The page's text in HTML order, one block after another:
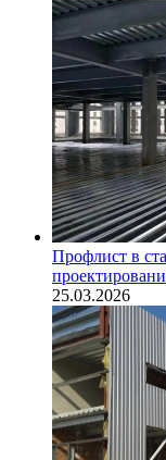
Профлист в
25.03.2026